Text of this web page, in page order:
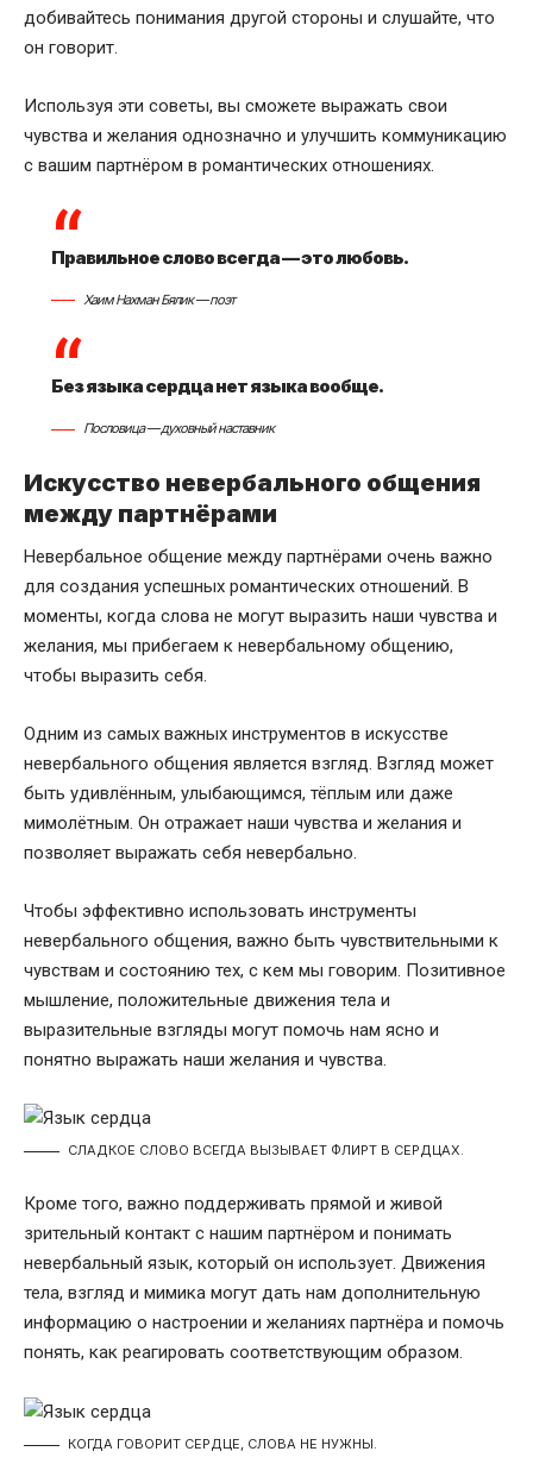
добивайтесь понимания другой стороны и слушайте, что
он говорит.
Используя эти советы, вы сможете выражать свои
чувства и желания однозначно и улучшить коммуникацию
с вашим партнёром в романтических отношениях.
Правильное слово всегда — это любовь.
Хаим Нахман Бялик — поэт
Без языка сердца нет языка вообще.
Пословица — духовный наставник
Искусство невербального общения
между партнёрами
Невербальное общение между партнёрами очень важно
для создания успешных романтических отношений. В
моменты, когда слова не могут выразить наши чувства и
желания, мы прибегаем к невербальному общению,
чтобы выразить себя.
Одним из самых важных инструментов в искусстве
невербального общения является взгляд. Взгляд может
быть удивлённым, улыбающимся, тёплым или даже
мимолётным. Он отражает наши чувства и желания и
позволяет выражать себя невербально.
Чтобы эффективно использовать инструменты
невербального общения, важно быть чувствительными к
чувствам и состоянию тех, с кем мы говорим. Позитивное
мышление, положительные движения тела и
выразительные взгляды могут помочь нам ясно и
понятно выражать наши желания и чувства.
СЛАДКОЕ СЛОВО ВСЕГДА ВЫЗЫВАЕТ ФЛИРТ В СЕРДЦАХ.
Кроме того, важно поддерживать прямой и живой
зрительный контакт с нашим партнёром и понимать
невербальный язык, который он использует. Движения
тела, взгляд и мимика могут дать нам дополнительную
информацию о настроении и желаниях партнёра и помочь
понять, как реагировать соответствующим образом.
КОГДА ГОВОРИТ СЕРДЦЕ, СЛОВА НЕ НУЖНЫ.